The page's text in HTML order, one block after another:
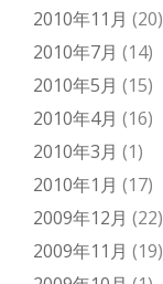
2010年11月 (20)
2010年7月 (14)
2010年5月 (15)
2010年4月 (16)
2010年3月 (1)
2010年1月 (17)
2009年12月 (22)
2009年11月 (19)